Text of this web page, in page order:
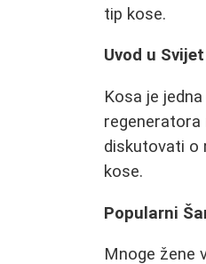
tip kose.
Uvod u
Kosa je
regeneratora
diskutovati o
kose.
Popularni
Mnoge žene